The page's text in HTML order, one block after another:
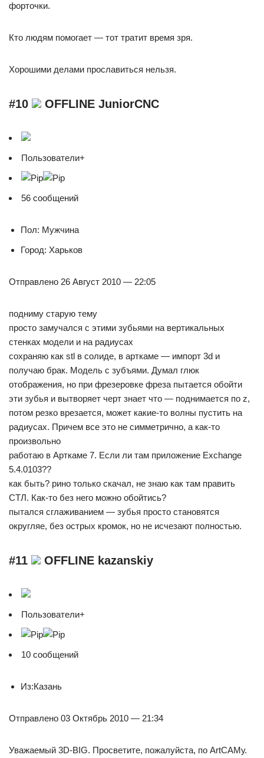
форточки.
Кто людям помогает — тот тратит время зря.
Хорошими делами прославиться нельзя.
#10 OFFLINE JuniorCNC
Пользователи+
56 сообщений
Пол: Мужчина
Город: Харьков
Отправлено 26 Август 2010 — 22:05
подниму старую тему
просто замучался с этими зубьями на вертикальных
стенках модели и на радиусах
сохраняю как stl в солиде, в арткаме — импорт 3d и
получаю брак. Модель с зубъями. Думал глюк
отображения, но при фрезеровке фреза пытается обойти
эти зубья и вытворяет черт знает что — поднимается по z,
потом резко врезается, может какие-то волны пустить на
радиусах. Причем все это не симметрично, а как-то
произвольно
работаю в Арткаме 7. Если ли там приложение Exchange
5.4.0103??
как быть? рино только скачал, не знаю как там править
СТЛ. Как-то без него можно обойтись?
пытался сглаживанием — зубья просто становятся
округляе, без острых кромок, но не исчезают полностью.
#11 OFFLINE kazanskiy
Пользователи+
10 сообщений
Из:Казань
Отправлено 03 Октябрь 2010 — 21:34
Уважаемый 3D-BIG. Просветите, пожалуйста, по ArtCAMу.